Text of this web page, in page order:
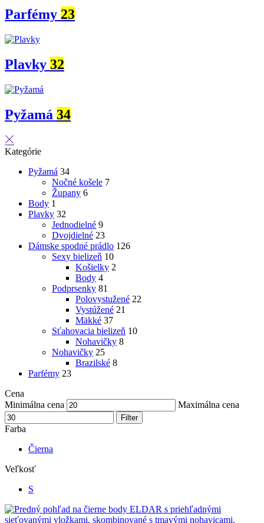
Parfémy 23
Plavky 32
Pyžamá 34
Kategórie
Pyžamá 34
Nočné košele 7
Župany 6
Body 1
Plavky 32
Jednodielné 9
Dvojdielné 23
Dámske spodné prádlo 126
Sexy bielizeň 10
Košielky 2
Body 4
Podprsenky 81
Polovystužené 22
Vystúžené 21
Mäkké 37
Sťahovacia bielizeň 10
Nohavičky 8
Nohavičky 25
Brazilské 8
Parfémy 23
Cena
Minimálna cena
Maximálna cena
Filter
Farba
Čierna
Veľkosť
S